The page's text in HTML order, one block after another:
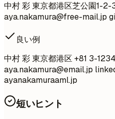
中村 彩 東京都港区芝公園1-
aya.nakamura@free-mail.jp
良い例
中村 彩 東京都港区 +81 3-
aya.nakamura@email.jp
ayanakamuraaml.jp
短いヒント